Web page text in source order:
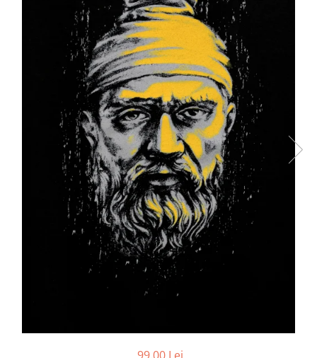
Bluze si hanorace damă
Bluze de trening | Bluze tehnice
Șepci și căciuli
Haine dacice
Simboluri tradiționale
reinterpretate
Tricouri cu mesaje de bine
Tricouri de poveste